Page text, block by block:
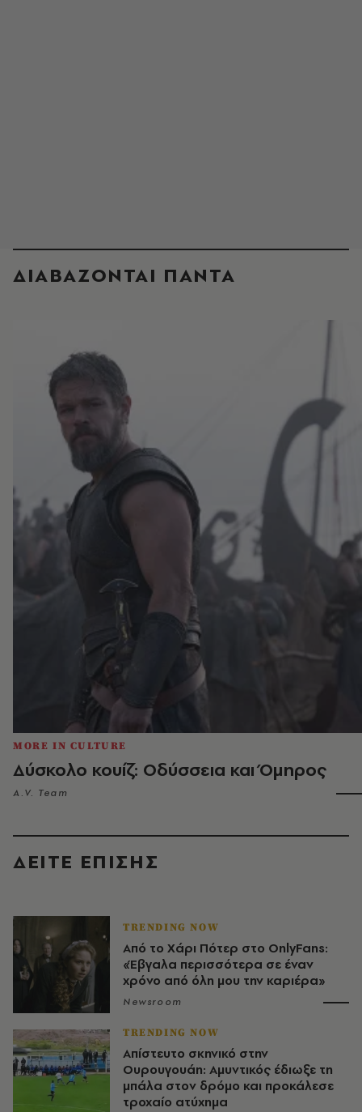
ΔΙΑΒΑΖΟΝΤΑΙ ΠΑΝΤΑ
MORE IN CULTURE
Δύσκολο κουίζ: Οδύσσεια και Όμηρος
A.V. Team
ΔΕΙΤΕ ΕΠΙΣΗΣ
TRENDING NOW
Από το Χάρι Πότερ στο OnlyFans:
«Έβγαλα περισσότερα σε έναν
χρόνο από όλη μου την καριέρα»
Newsroom
TRENDING NOW
Απίστευτο σκηνικό στην
Ουρουγουάη: Αμυντικός έδιωξε τη
μπάλα στον δρόμο και προκάλεσε
τροχαίο ατύχημα